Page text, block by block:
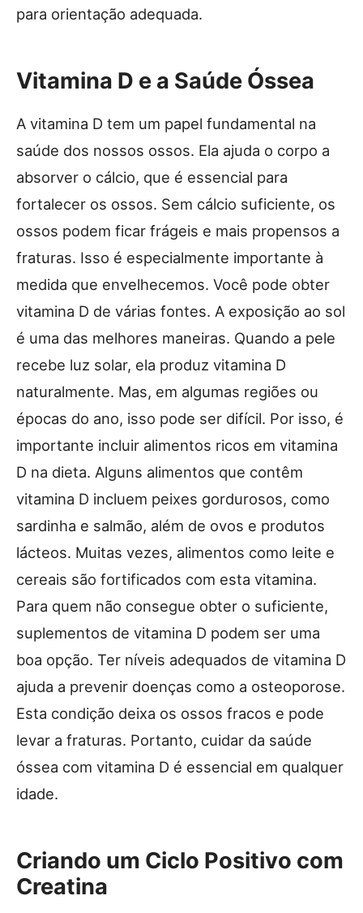
para orientação adequada.
Vitamina D e a Saúde Óssea
A vitamina D tem um papel fundamental na
saúde dos nossos ossos. Ela ajuda o corpo a
absorver o cálcio, que é essencial para
fortalecer os ossos. Sem cálcio suficiente, os
ossos podem ficar frágeis e mais propensos a
fraturas. Isso é especialmente importante à
medida que envelhecemos. Você pode obter
vitamina D de várias fontes. A exposição ao sol
é uma das melhores maneiras. Quando a pele
recebe luz solar, ela produz vitamina D
naturalmente. Mas, em algumas regiões ou
épocas do ano, isso pode ser difícil. Por isso, é
importante incluir alimentos ricos em vitamina
D na dieta. Alguns alimentos que contêm
vitamina D incluem peixes gordurosos, como
sardinha e salmão, além de ovos e produtos
lácteos. Muitas vezes, alimentos como leite e
cereais são fortificados com esta vitamina.
Para quem não consegue obter o suficiente,
suplementos de vitamina D podem ser uma
boa opção. Ter níveis adequados de vitamina D
ajuda a prevenir doenças como a osteoporose.
Esta condição deixa os ossos fracos e pode
levar a fraturas. Portanto, cuidar da saúde
óssea com vitamina D é essencial em qualquer
idade.
Criando um Ciclo Positivo com
Creatina